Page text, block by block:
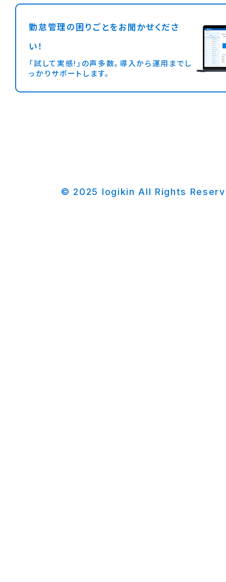
勤怠管理の困りごとをお聞かせくださ
い！
「試して実感!」の声多数。導入から運用までし
っかりサポートします。
© 2025 logikin All Rights